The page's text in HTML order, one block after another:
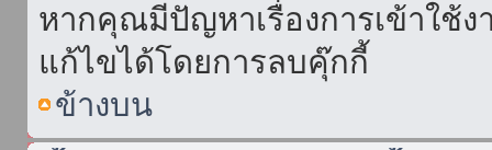
หากคุณมีปัญหาเรื่องการเข้าใช้
แก้ไขได้โดยการลบคุ๊กกี้
ข้างบน